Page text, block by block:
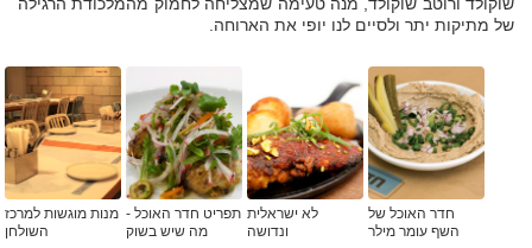
של מתיקות יתר ולסיים לנו יופי את הארוחה.
חדר האוכל של
השף עומר מילר
לא ישראלית
ונדושה
תפריט חדר האוכל -
מה שיש בשוק
מנות מוגשות למרכז
השולחן